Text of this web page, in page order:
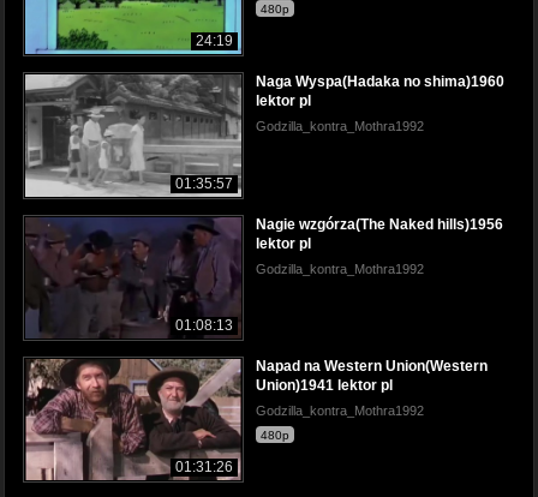
24:19
480p
01:35:57
Naga Wyspa(Hadaka no shima)1960
lektor pl
Godzilla_kontra_Mothra1992
01:08:13
Nagie wzgórza(The Naked hills)1956
lektor pl
Godzilla_kontra_Mothra1992
01:31:26
Napad na Western Union(Western
Union)1941 lektor pl
Godzilla_kontra_Mothra1992
480p